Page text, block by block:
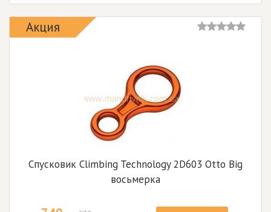
Акция
Спусковик Climbing Technology 2D603 Otto Big
восьмерка